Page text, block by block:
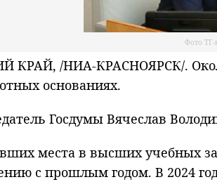
Фото
КРАЙ, /НИА-КРАСНОЯРСК/.
основаниях.
Госдумы Вячеслав
места в высших учебных
с прошлым годом. В 2024